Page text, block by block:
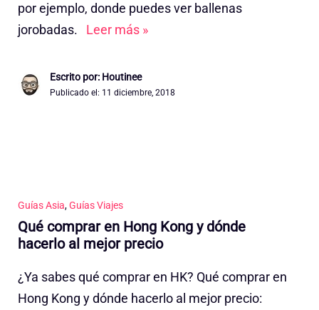
por ejemplo, donde puedes ver ballenas
jorobadas. Leer más »
Escrito por: Houtinee
Publicado el: 11 diciembre, 2018
Guías Asia,Guías Viajes
Qué comprar en Hong Kong y dónde
hacerlo al mejor precio
¿Ya sabes qué comprar en HK? Qué comprar en
Hong Kong y dónde hacerlo al mejor precio: